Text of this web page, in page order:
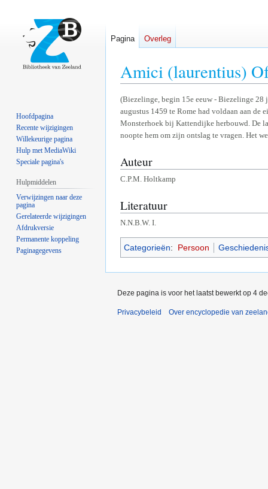
Amici (laurentius)
Naar
navigatie
springen
Naar
zoeken
springen
(Biezelinge, begin 15e eeuw - Biezelinge 28
augustus 1459 te Rome had voldaan aan
Monsterhoek bij Kattendijke herbouwd. De
noopte hem om zijn ontslag te vragen. Het
Auteur
C.P.M. Holtkamp
Literatuur
N.N.B.W. I.
Categorieën: Persoon
Pagina Overleg
Hoofdpagina
Recente wijzigingen
Willekeurige pagina
Hulp met MediaWiki
Speciale pagina's
Hulpmiddelen
Verwijzingen naar deze
pagina
Gerelateerde wijzigingen
Afdrukversie
Permanente koppeling
Paginagegevens
Deze pagina is voor het laatst bewerkt op 4
Privacybeleid Over encyclopedie van